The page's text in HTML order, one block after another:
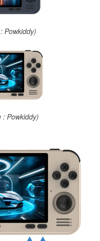
Powkiddy)
Powkiddy)